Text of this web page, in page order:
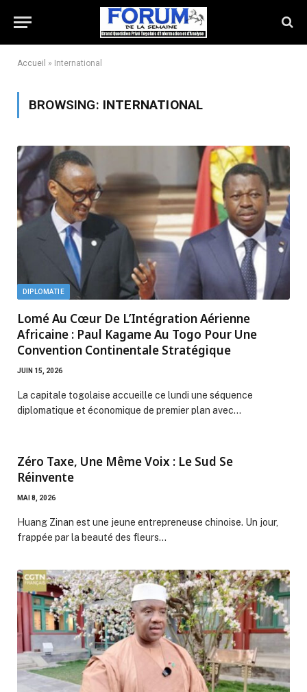
Accueil » International
BROWSING: INTERNATIONAL
DIPLOMATIE
Lomé Au Cœur De L’Intégration Aérienne
Africaine : Paul Kagame Au Togo Pour Une
Convention Continentale Stratégique
JUIN 15, 2026
La capitale togolaise accueille ce lundi une séquence
diplomatique et économique de premier plan avec…
Zéro Taxe, Une Même Voix : Le Sud Se
Réinvente
MAI 8, 2026
Huang Zinan est une jeune entrepreneuse chinoise. Un jour,
frappée par la beauté des fleurs…